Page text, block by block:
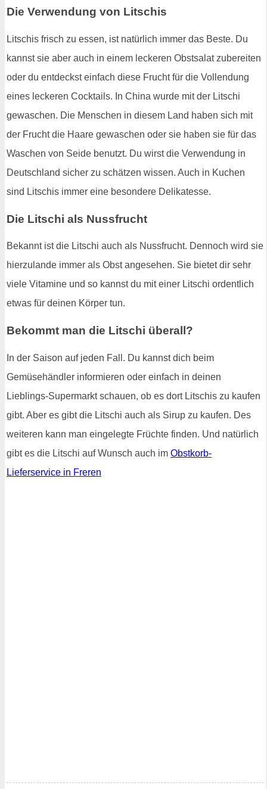
Die Verwendung von Litschis
Litschis frisch zu essen, ist natürlich immer das Beste. Du
kannst sie aber auch in einem leckeren Obstsalat zubereiten
oder du entdeckst einfach diese Frucht für die Vollendung
eines leckeren Cocktails. In China wurde mit der Litschi
gewaschen. Die Menschen in diesem Land haben sich mit
der Frucht die Haare gewaschen oder sie haben sie für das
Waschen von Seide benutzt. Du wirst die Verwendung in
Deutschland sicher zu schätzen wissen. Auch in Kuchen
sind Litschis immer eine besondere Delikatesse.
Die Litschi als Nussfrucht
Bekannt ist die Litschi auch als Nussfrucht. Dennoch wird sie
hierzulande immer als Obst angesehen. Sie bietet dir sehr
viele Vitamine und so kannst du mit einer Litschi ordentlich
etwas für deinen Körper tun.
Bekommt man die Litschi überall?
In der Saison auf jeden Fall. Du kannst dich beim
Gemüsehändler informieren oder einfach in deinen
Lieblings-Supermarkt schauen, ob es dort Litschis zu kaufen
gibt. Aber es gibt die Litschi auch als Sirup zu kaufen. Des
weiteren kann man eingelegte Früchte finden. Und natürlich
gibt es die Litschi auf Wunsch auch im Obstkorb-
Lieferservice in Freren